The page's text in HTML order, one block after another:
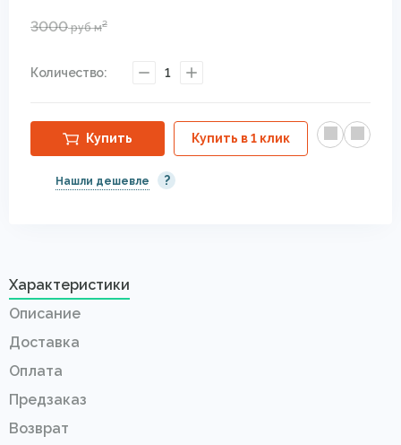
3000рубм2
Количество: 1
Купить Купить в 1 клик
Нашли дешевле ?
Характеристики
Описание
Доставка
Оплата
Предзаказ
Возврат